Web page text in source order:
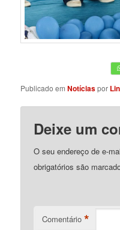
Publicado emNotíciaspor
Deixe um
O seu endereço de e-
obrigatórios são
Comentário *